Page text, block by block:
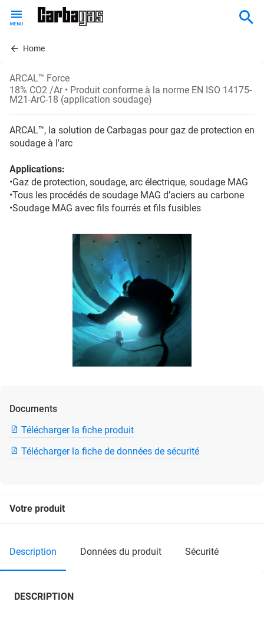
contentHome
ARCAL™ Force
18% CO2 /Ar • Produit conforme à la norme EN ISO 14175-
M21-ArC-18 (application soudage)
ARCAL™, la solution de Carbagas pour gaz de protection en
soudage à l'arc
Applications:
•Gaz de protection, soudage, arc électrique, soudage MAG
•Tous les procédés de soudage MAG d’aciers au carbone
•Soudage MAG avec fils fourrés et fils fusibles
Documents
Télécharger la fiche produit
Télécharger la fiche de données de sécurité
Votre produit
description données du produit sécurité
DESCRIPTION